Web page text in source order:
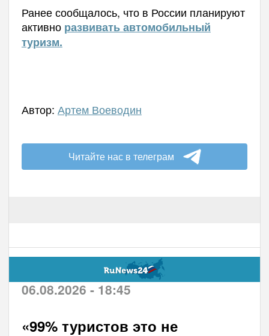
Ранее сообщалось, что в России планируют
активно развивать автомобильный
туризм.
Автор: Артем Воеводин
Читайте нас в телеграм
06.08.2026 - 18:45
«99% туристов это не